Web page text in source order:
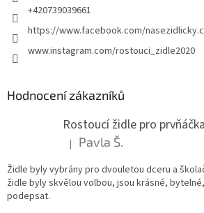
+420739039661
https://www.facebook.com/
www.instagram.com/rostouci_zidle2020
Hodnocení zákazníků
Rostoucí židle pro
Hodnocení produktu je 5 z 5
| Pavla Š.
Židle byly vybrány pro dvouletou dceru a
židle byly skvělou volbou, jsou krásné,
podepsat.